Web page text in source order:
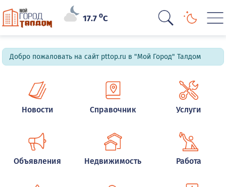
17.7oC
Добро пожаловать на сайт pttop.ru в "Мой Город" Талдом
Новости Справочник Услуги
Объявления Недвижимость Работа